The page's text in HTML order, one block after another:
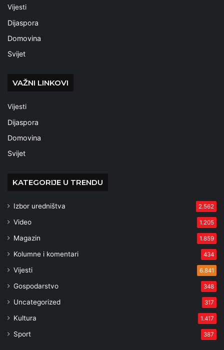
Vijesti
Dijaspora
Domovina
Svijet
VAŽNI LINKOVI
Vijesti
Dijaspora
Domovina
Svijet
KATEGORIJE U TRENDU
Izbor uredništva 2.562
Video 1.205
Magazin 1.859
Kolumne i komentari 434
Vijesti 6.841
Gospodarstvo 348
Uncategorized 317
Kultura 1.417
Sport 387